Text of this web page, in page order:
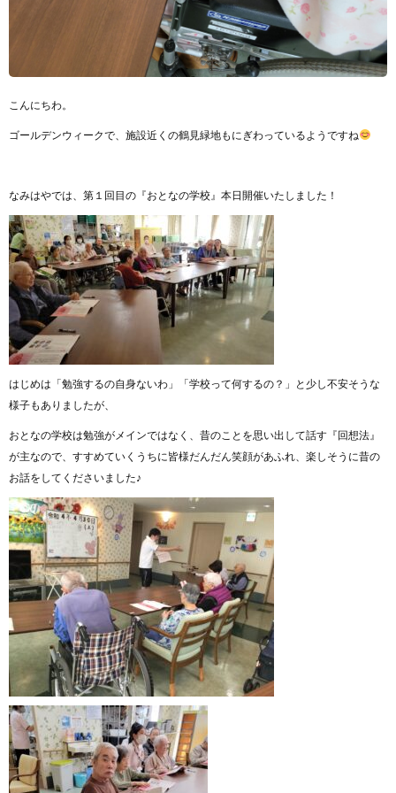
こんにちわ。
ゴールデンウィークで、施設近くの鶴見緑地もにぎわっているようですね
なみはやでは、第１回目の『おとなの学校』本日開催いたしました！
はじめは「勉強するの自身ないわ」「学校って何するの？」と少し不安そうな
様子もありましたが、
おとなの学校は勉強がメインではなく、昔のことを思い出して話す『回想法』
が主なので、すすめていくうちに皆様だんだん笑顔があふれ、楽しそうに昔の
お話をしてくださいました♪